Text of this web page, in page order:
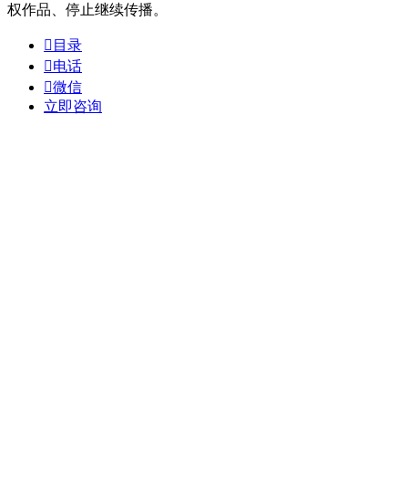
权作品、停止继续传播。
 目录
电话
微信
立即咨询